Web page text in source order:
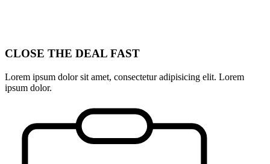
CLOSE THE DEAL FAST
Lorem ipsum dolor sit amet, consectetur adipisicing elit. Lorem
ipsum dolor.